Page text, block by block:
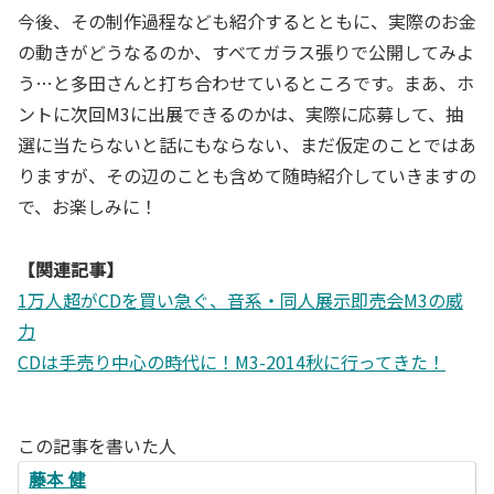
今後、その制作過程なども紹介するとともに、実際のお金
の動きがどうなるのか、すべてガラス張りで公開してみよ
う…と多田さんと打ち合わせているところです。まあ、ホ
ントに次回M3に出展できるのかは、実際に応募して、抽
選に当たらないと話にもならない、まだ仮定のことではあ
りますが、その辺のことも含めて随時紹介していきますの
で、お楽しみに！
【関連記事】
1万人超がCDを買い急ぐ、音系・同人展示即売会M3の威
力
CDは手売り中心の時代に！M3-2014秋に行ってきた！
この記事を書いた人
藤本 健